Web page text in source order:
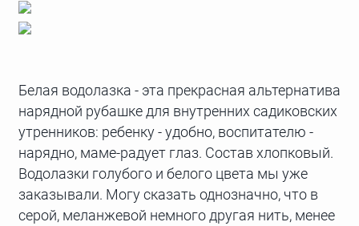
Белая водолазка - эта прекрасная альтернатива
нарядной рубашке для внутренних садиковских
утренников: ребенку - удобно, воспитателю -
нарядно, маме-радует глаз. Состав хлопковый.
Водолазки голубого и белого цвета мы уже
заказывали. Могу сказать однозначно, что в
серой, меланжевой немного другая нить, менее